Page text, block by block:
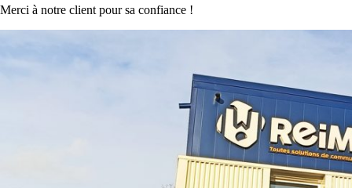
Merci à notre client pour sa confiance !